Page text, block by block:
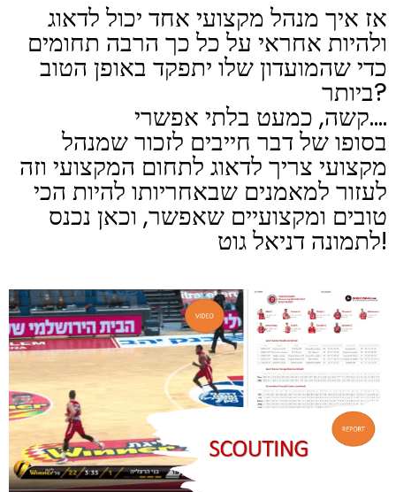
אז איך מנהל מקצועי אחד יכול לדאוג
ולהיות אחראי על כל כך הרבה תחומים
כדי שהמועדון שלו יתפקד באופן הטוב
ביותר?
קשה, כמעט בלתי אפשרי....
בסופו של דבר חייבים לזכור שמנהל
מקצועי צריך לדאוג לתחום המקצועי וזה
לעזור למאמנים שבאחריותו להיות הכי
טובים ומקצועיים שאפשר, וכאן נכנס
לתמונה דניאל גוט!